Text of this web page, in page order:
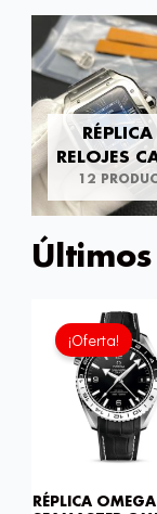
RÉPLICA
RELOJES
12
¡Oferta!
RÉPLICA OMEGA